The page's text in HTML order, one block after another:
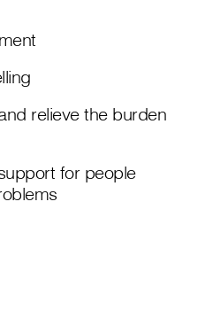
relieve the burden
for people